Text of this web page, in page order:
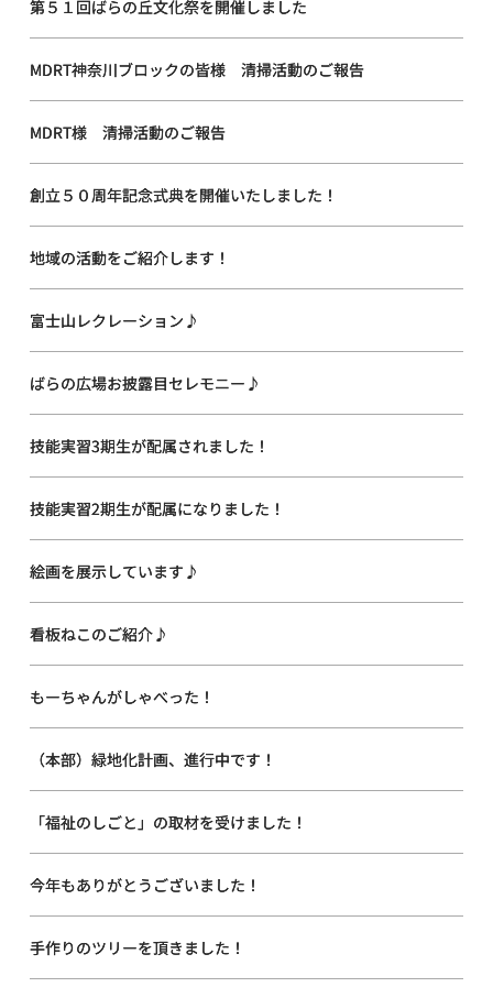
第５１回ばらの丘文化祭を開催しました
MDRT神奈川ブロックの皆様 清掃活動のご報告
MDRT様 清掃活動のご報告
創立５０周年記念式典を開催いたしました！
地域の活動をご紹介します！
富士山レクレーション♪
ばらの広場お披露目セレモニー♪
技能実習3期生が配属されました！
技能実習2期生が配属になりました！
絵画を展示しています♪
看板ねこのご紹介♪
もーちゃんがしゃべった！
（本部）緑地化計画、進行中です！
「福祉のしごと」の取材を受けました！
今年もありがとうございました！
手作りのツリーを頂きました！